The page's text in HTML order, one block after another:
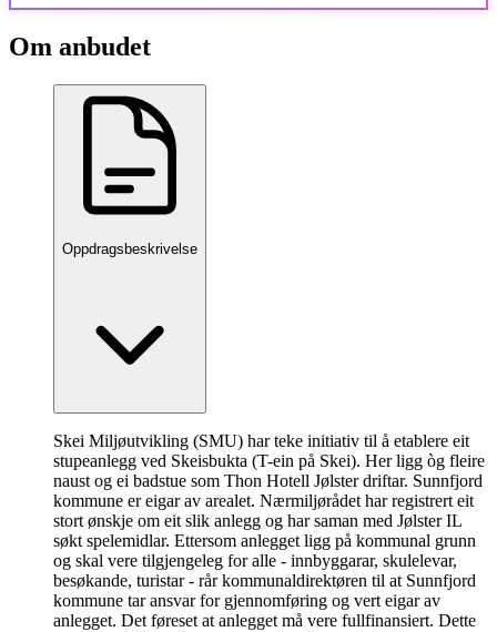
Om anbudet
Oppdragsbeskrivelse
Skei Miljøutvikling (SMU) har teke initiativ til å etablere eit
stupeanlegg ved Skeisbukta (T-ein på Skei). Her ligg òg fleire
naust og ei badstue som Thon Hotell Jølster driftar. Sunnfjord
kommune er eigar av arealet. Nærmiljørådet har registrert eit
stort ønskje om eit slik anlegg og har saman med Jølster IL
søkt spelemidlar. Ettersom anlegget ligg på kommunal grunn
og skal vere tilgjengeleg for alle - innbyggarar, skulelevar,
besøkande, turistar - rår kommunaldirektøren til at Sunnfjord
kommune tar ansvar for gjennomføring og vert eigar av
anlegget. Det føreset at anlegget må vere fullfinansiert. Dette